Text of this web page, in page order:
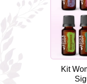
Kit